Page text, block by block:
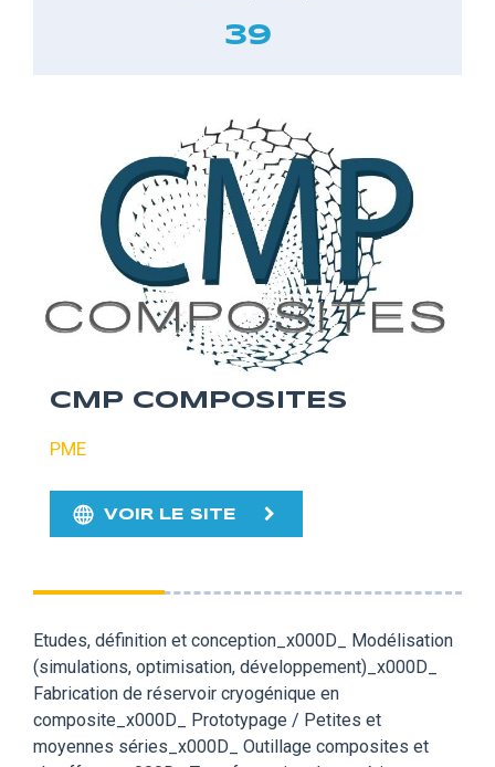
39
CMP COMPOSITES
PME
VOIR LE SITE
Etudes, définition et conception_x000D_ Modélisation
(simulations, optimisation, développement)_x000D_
Fabrication de réservoir cryogénique en
composite_x000D_ Prototypage / Petites et
moyennes séries_x000D_ Outillage composites et